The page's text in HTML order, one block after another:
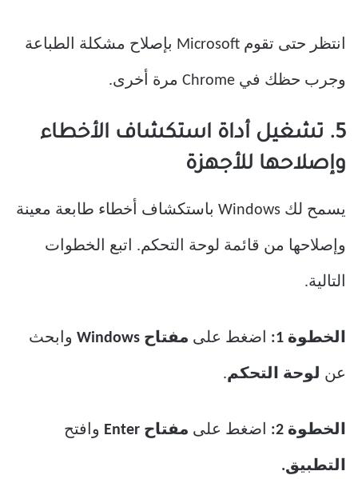
انتظر حتى تقوم Microsoft بإصلاح مشكلة الطباعة
وجرب حظك في Chrome مرة أخرى.
5. تشغيل أداة استكشاف الأخطاء
وإصلاحها للأجهزة
يسمح لك Windows باستكشاف أخطاء طابعة معينة
وإصلاحها من قائمة لوحة التحكم. اتبع الخطوات
التالية.
الخطوة 1: اضغط على مفتاح Windows وابحث
عن لوحة التحكم.
الخطوة 2: اضغط على مفتاح Enter وافتح
التطبيق.